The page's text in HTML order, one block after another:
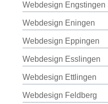
Webdesign Engstingen
Webdesign Eningen
Webdesign Eppingen
Webdesign Esslingen
Webdesign Ettlingen
Webdesign Feldberg